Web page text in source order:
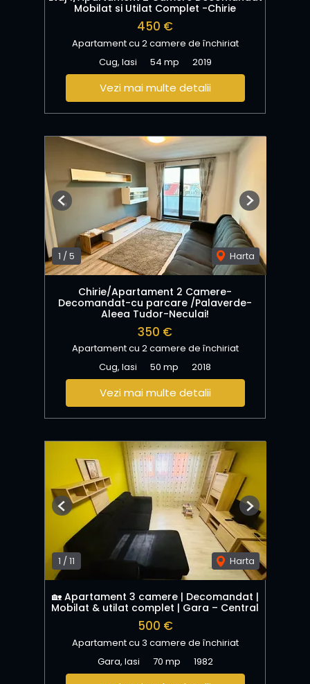
Mobilat si Utilat Complet -Chirie
450 €
Apartament cu 2 camere de închiriat
Cug, Iasi
54 mp 2019
Vezi mai multe detalii
1 /5 Harta
Previous Next
Chirie/Apartament 2 Camere-
Decomandat-cu parcare /Palaverde-
Aleea Tudor-Neculai!
350 €
Apartament cu 2 camere de închiriat
Cug, Iasi
50 mp 2018
Vezi mai multe detalii
1 / 11 Harta
Previous Next
🏡 Apartament 3 camere | Decomandat |
Mobilat & utilat complet | Gara – Central
500 €
Apartament cu 3 camere de închiriat
Gara, Iasi
70 mp 1982